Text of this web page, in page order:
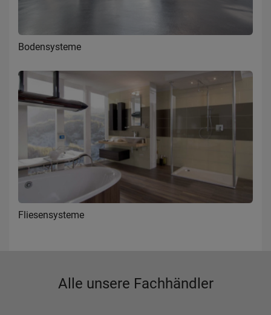
Bodensysteme
Fliesensysteme
Alle unsere Fachhändler